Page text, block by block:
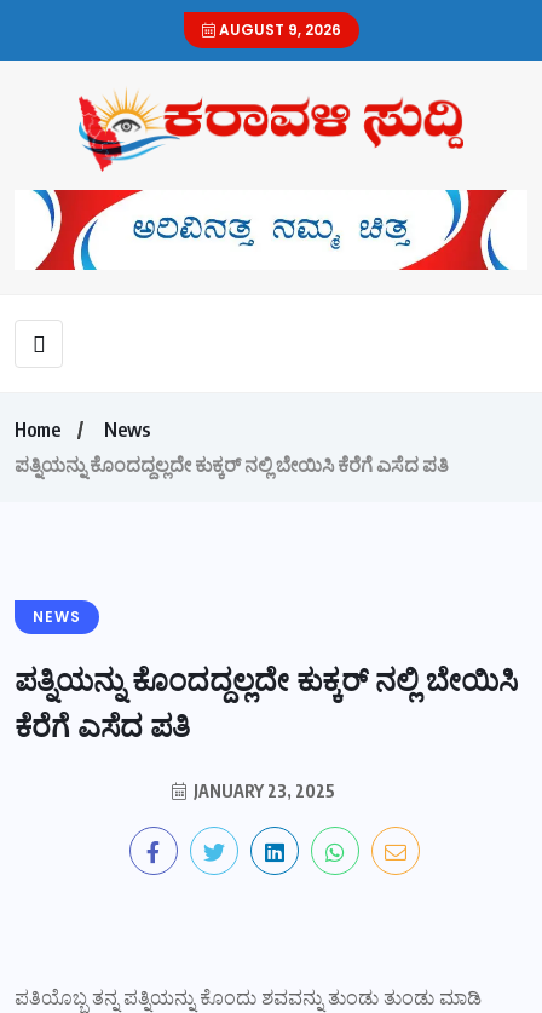
AUGUST 9, 2026
Home
News
ಪತ್ನಿಯನ್ನು ಕೊಂದದ್ದಲ್ಲದೇ ಕುಕ್ಕರ್ ನಲ್ಲಿ ಬೇಯಿಸಿ ಕೆರೆಗೆ ಎಸೆದ ಪತಿ
NEWS
ಪತ್ನಿಯನ್ನು ಕೊಂದದ್ದಲ್ಲದೇ ಕುಕ್ಕರ್ ನಲ್ಲಿ ಬೇಯಿಸಿ
ಕೆರೆಗೆ ಎಸೆದ ಪತಿ
JANUARY 23, 2025
ಪತಿಯೊಬ್ಬ ತನ್ನ ಪತ್ನಿಯನ್ನು ಕೊಂದು ಶವವನ್ನು ತುಂಡು ತುಂಡು ಮಾಡಿ